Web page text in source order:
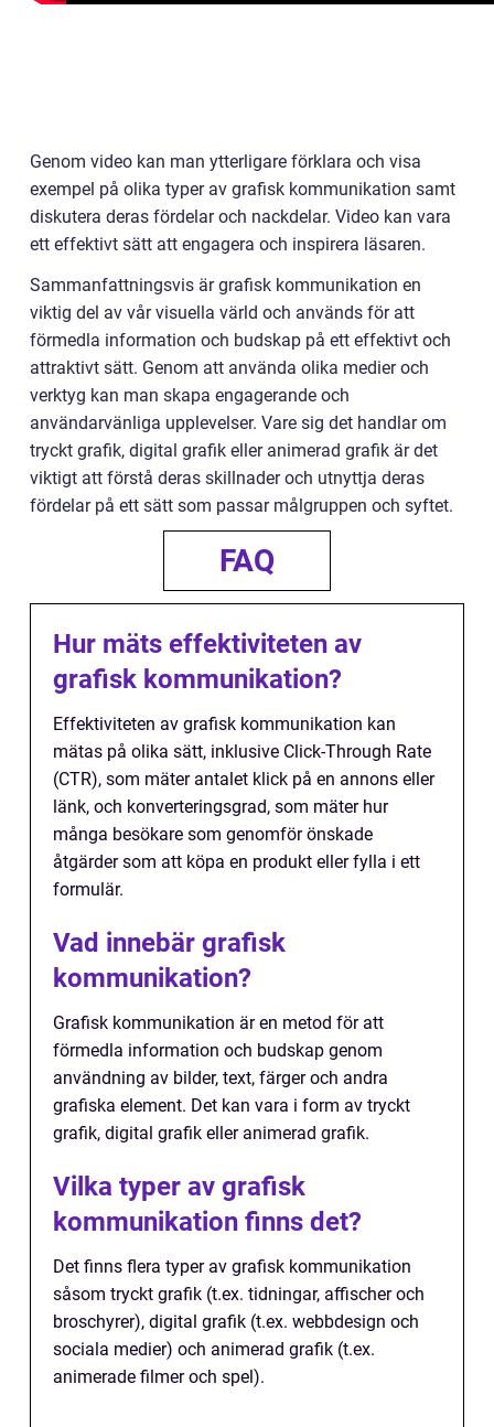
Genom video kan man ytterligare förklara och visa
exempel på olika typer av grafisk kommunikation samt
diskutera deras fördelar och nackdelar. Video kan vara
ett effektivt sätt att engagera och inspirera läsaren.
Sammanfattningsvis är grafisk kommunikation en
viktig del av vår visuella värld och används för att
förmedla information och budskap på ett effektivt och
attraktivt sätt. Genom att använda olika medier och
verktyg kan man skapa engagerande och
användarvänliga upplevelser. Vare sig det handlar om
tryckt grafik, digital grafik eller animerad grafik är det
viktigt att förstå deras skillnader och utnyttja deras
fördelar på ett sätt som passar målgruppen och syftet.
FAQ
Hur mäts effektiviteten av
grafisk kommunikation?
Effektiviteten av grafisk kommunikation kan
mätas på olika sätt, inklusive Click-Through Rate
(CTR), som mäter antalet klick på en annons eller
länk, och konverteringsgrad, som mäter hur
många besökare som genomför önskade
åtgärder som att köpa en produkt eller fylla i ett
formulär.
Vad innebär grafisk
kommunikation?
Grafisk kommunikation är en metod för att
förmedla information och budskap genom
användning av bilder, text, färger och andra
grafiska element. Det kan vara i form av tryckt
grafik, digital grafik eller animerad grafik.
Vilka typer av grafisk
kommunikation finns det?
Det finns flera typer av grafisk kommunikation
såsom tryckt grafik (t.ex. tidningar, affischer och
broschyrer), digital grafik (t.ex. webbdesign och
sociala medier) och animerad grafik (t.ex.
animerade filmer och spel).